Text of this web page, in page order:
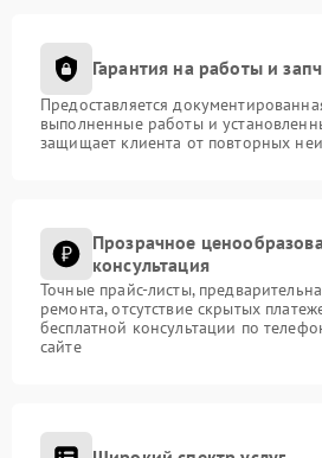
Гарантия на работы и
Предоставляется
выполненные работы и
защищает клиента от повторных
Прозрачное
консультация
Точные прайс-листы,
ремонта, отсутствие скрытых
бесплатной консультации по
сайте